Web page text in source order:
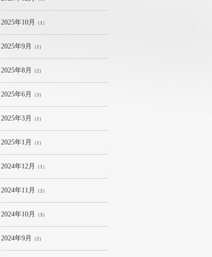
2025年10月 （1）
2025年9月 （1）
2025年8月 （2）
2025年6月 （3）
2025年3月 （1）
2025年1月 （1）
2024年12月 （1）
2024年11月 （2）
2024年10月 （3）
2024年9月 （2）